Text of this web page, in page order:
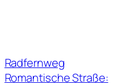
Radfernweg
Romantische Straße: